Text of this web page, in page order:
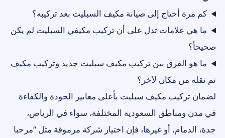
كم مرة أحتاج إلى صيانة مكيف السبليت بعد تركيبه؟
ما هي علامات تدل على أن تركيب مكيفي السبليت لم يكن
صحيحاً؟
ما هو الفرق بين تركيب مكيف سبليت جديد وتركيب مكيف
تم نقله من مكان لآخر؟
لضمان تركيب مكيف سبليت بأعلى معايير الجودة والكفاءة
في مدن ومناطق السعودية المختلفة، سواء في الرياض،
جدة، الدمام، أو غيرها، فإن اختيار شركة مرموقة مثل “مرحبا